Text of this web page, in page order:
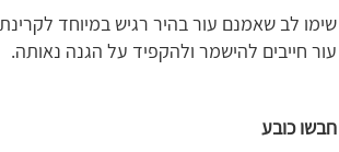
שימו לב שאמנם עור בהיר רגיש במיוחד
עור חייבים להישמר ולהקפיד על הגנה נאותה.
חבשו כובע